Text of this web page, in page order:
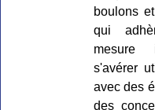
boulons
qui
mesure
s'avérer
avec des
des